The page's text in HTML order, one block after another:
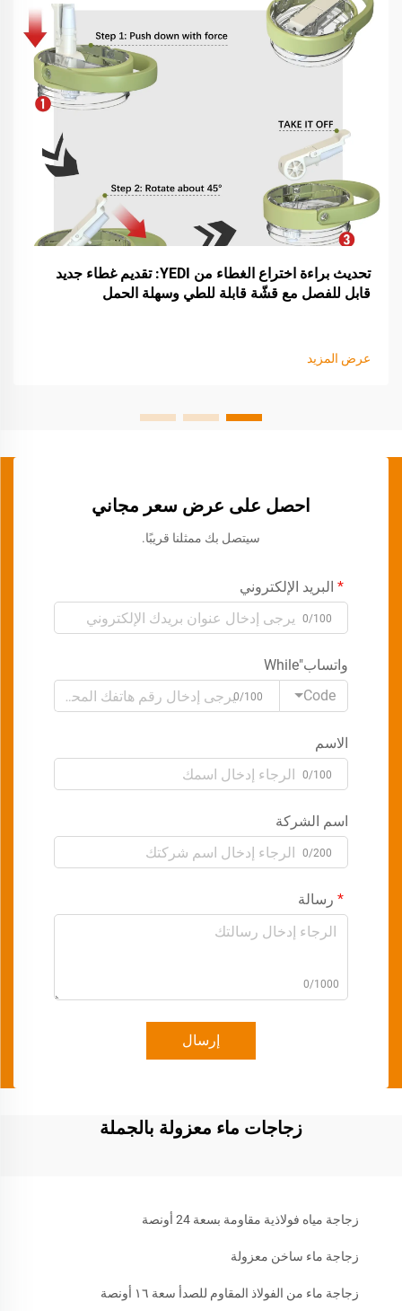
تحديث براءة اختراع الغطاء من YEDI: تقديم غطاء جديد
قابل للفصل مع قشّة قابلة للطي وسهلة الحمل
عرض المزيد
احصل على عرض سعر مجاني
سيتصل بك ممثلنا قريبًا.
البريد الإلكتروني
0/100
واتساب"While
Code
0/100
الاسم
0/100
اسم الشركة
0/200
رسالة
0/1000
إرسال
زجاجات ماء معزولة بالجملة
زجاجة مياه فولاذية مقاومة بسعة 24 أونصة
زجاجة ماء ساخن معزولة
زجاجة ماء من الفولاذ المقاوم للصدأ سعة ١٦ أونصة